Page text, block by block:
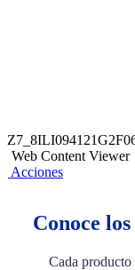
Web Content Viewer
Acciones
Conoce
Cada producto